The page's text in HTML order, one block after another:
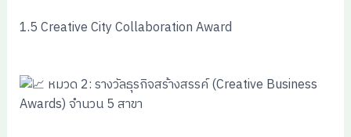
1.5 Creative City Collaboration Award
หมวด 2: รางวัลธุรกิจสร้างสรรค์ (Creative Business
Awards) จำนวน 5 สาขา